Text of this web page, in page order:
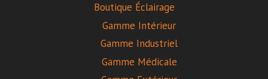
Boutique Éclairage
Gamme Intérieur
Gamme Industriel
Gamme Médicale